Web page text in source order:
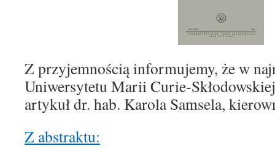
Z przyjemnością informujemy, że w
Uniwersytetu Marii Curie-
artykuł dr. hab. Karola Samsela,
Z abstraktu: